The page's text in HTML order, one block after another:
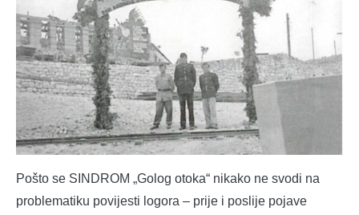
Pošto se SINDROM „Golog otoka“ nikako ne svodi na
problematiku povijesti logora – prije i poslije pojave